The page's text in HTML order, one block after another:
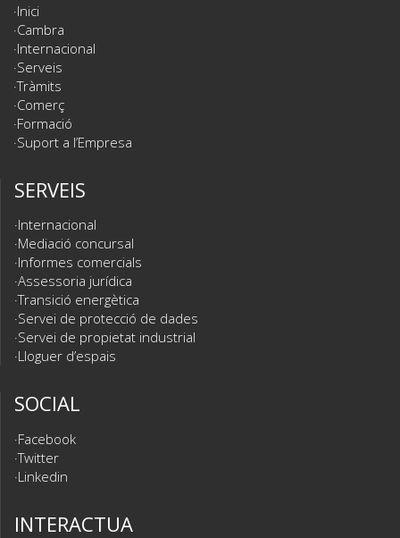
Inici
Cambra
Internacional
Serveis
Tràmits
Comerç
Formació
Suport a l’Empresa
SERVEIS
Internacional
Mediació concursal
Informes comercials
Assessoria jurídica
Transició energètica
Servei de protecció de dades
Servei de propietat industrial
Lloguer d’espais
SOCIAL
Facebook
Twitter
Linkedin
INTERACTUA